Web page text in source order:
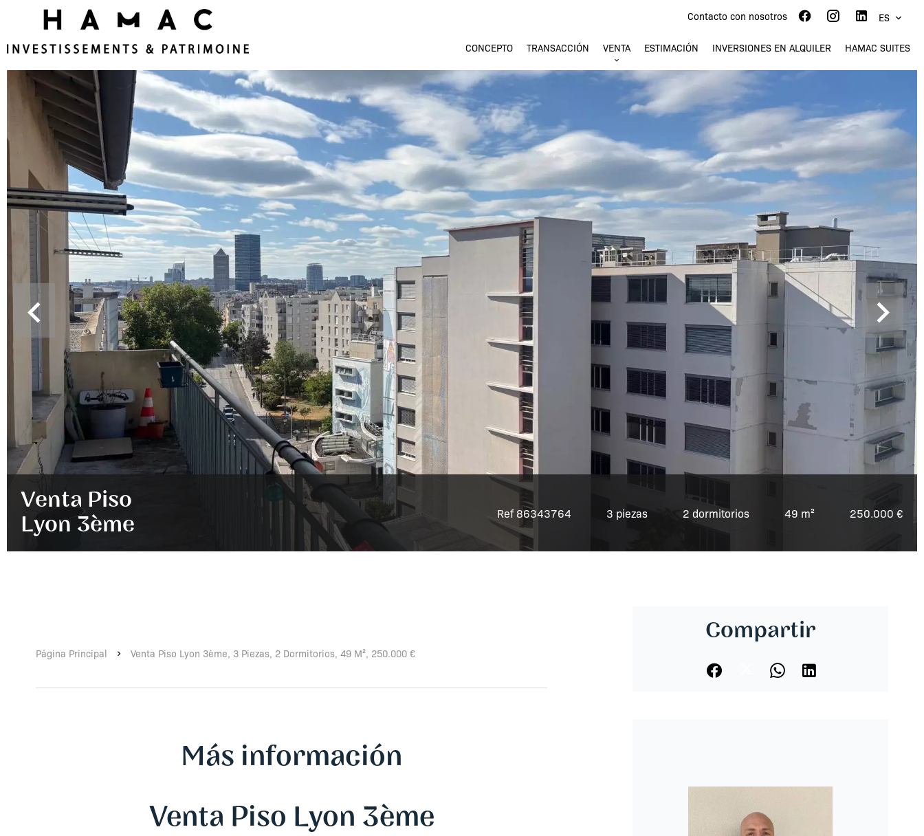
Contacto con nosotros ES
CONCEPTO TRANSACCIÓN VENTA ESTIMACIÓN INVERSIONES EN ALQUILER HAMAC SUITES
Venta Piso
Lyon 3ème
Ref 86343764 3 piezas 2 dormitorios 49 m² 250.000 €
Página Principal Venta Piso Lyon 3ème, 3 Piezas, 2 Dormitorios, 49 M², 250.000 €
Más información
Venta Piso Lyon 3ème
Compartir